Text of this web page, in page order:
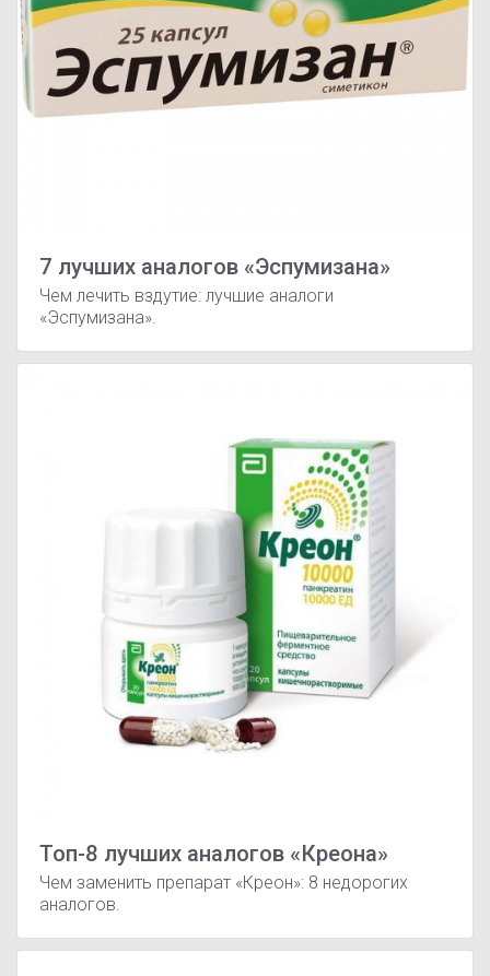
7 лучших аналогов «Эспумизана»
Чем лечить вздутие: лучшие аналоги
«Эспумизана».
Топ-8 лучших аналогов «Креона»
Чем заменить препарат «Креон»: 8 недорогих
аналогов.